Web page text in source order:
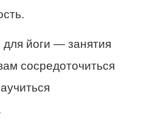
для йоги — занятия
сосредоточиться